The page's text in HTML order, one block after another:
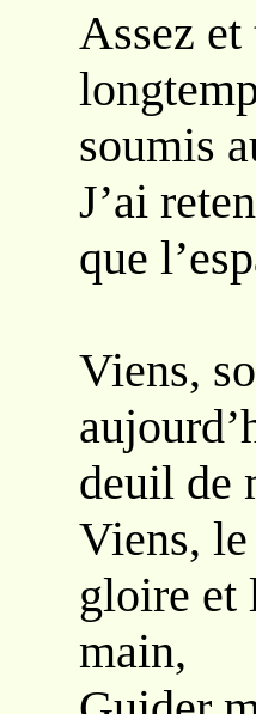
Assez et
soumis
J’ai
que
Viens,
deuil de
Viens,
gloire et
main,